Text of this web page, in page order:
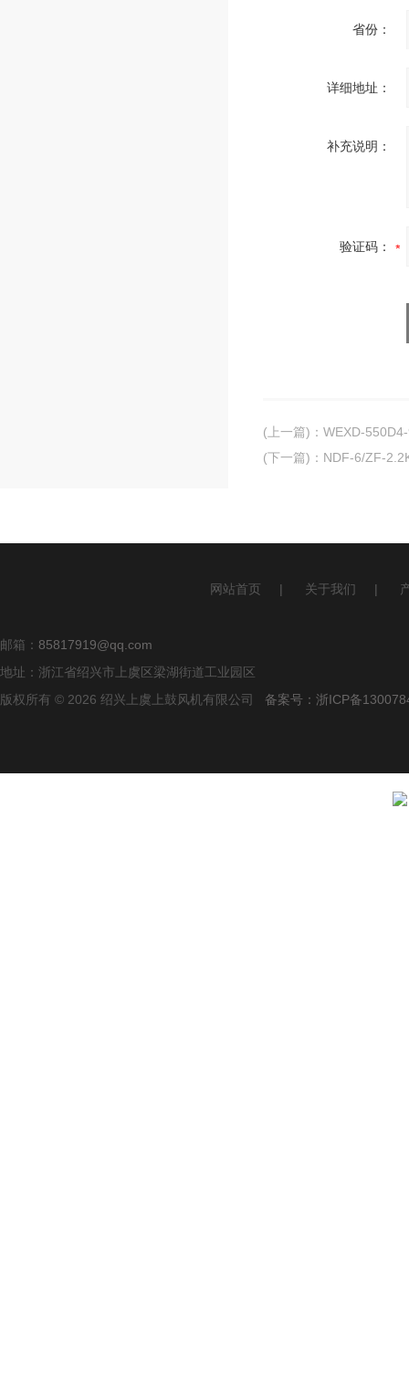
省份：
详细地址：
补充说明：
验证码：
(上一篇) ： WEXD-
(下一篇) ： NDF-6/ZF-
网站首页 | 关于我们 |
邮箱： 85817919@qq.com
地址：浙江省绍兴市上虞区梁湖街道工业园区
版权所有 © 2026 绍兴上虞上鼓风机有限公司 备案号：浙ICP备